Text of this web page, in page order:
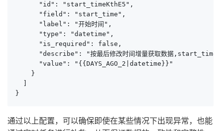
      "id": "start_timeKthE5",
      "field": "start_time",
      "label": "开始时间",
      "type": "datetime",
      "is_required": false,
"describe": "按最后修改时间增量获取数据
      "value": "{{DAYS_AGO_2|datetime}}"
    }
}
通过以上配置，可以确保即使在某些情况下出现异常，也能